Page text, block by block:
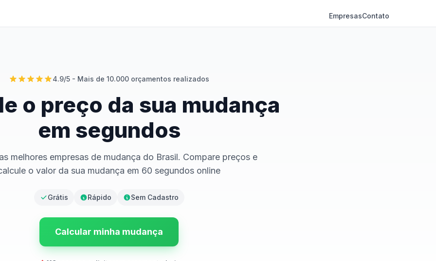
EmpresasContato
4.9/5 - Mais de 10.000 orçamentos realizados
o preço da sua mudança
em segundos
melhores empresas de mudança do Brasil. Compare preços e
o valor da sua mudança em 60 segundos online
Grátis Rápido Sem Cadastro
Calcular minha mudança